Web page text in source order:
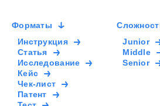
Форматы
Инструкция
Статья
Исследование
Кейс
Чек-лист
Патент
Junior
Middle
Senior